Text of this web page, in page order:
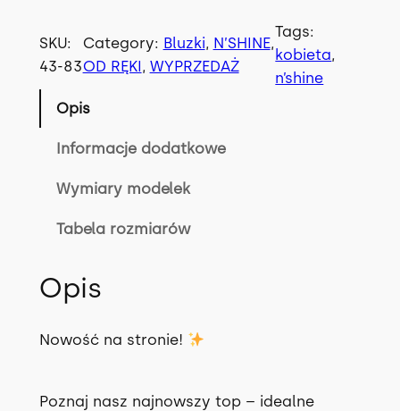
SKU:
43-83
Category: Bluzki, N’SHINE
OD RĘKI, WYPRZEDAŻ
Tags:
kobieta
n’shine
Opis
Informacje dodatkowe
Wymiary modelek
Tabela rozmiarów
Opis
Nowość na stronie!
Poznaj nasz najnowszy top – idealne